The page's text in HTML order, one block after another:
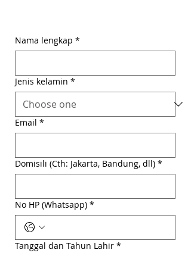
Nama lengkap *
Jenis kelamin *
Email *
Domisili (Cth: Jakarta, Bandung, dll) *
No HP (Whatsapp) *
Tanggal dan Tahun Lahir *